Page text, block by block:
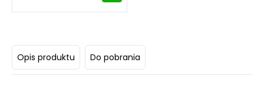
Opis produktu Do pobrania